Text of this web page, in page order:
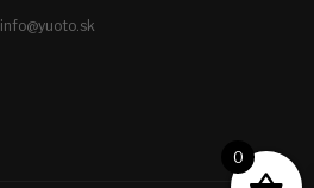
info@yuoto.sk
0